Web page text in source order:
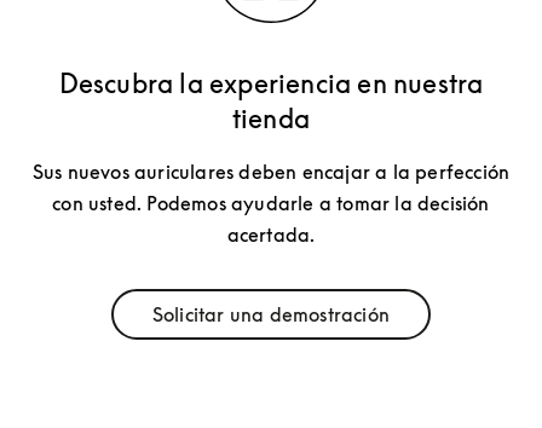
Descubra la experiencia en nuestra
tienda
Sus nuevos auriculares deben encajar a la perfección
con usted. Podemos ayudarle a tomar la decisión
acertada.
Solicitar una demostración
Link Opens in New Tab